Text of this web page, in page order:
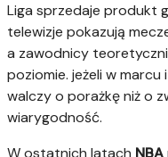
Liga sprzedaje produkt
telewizje pokazują
a zawodnicy
poziomie. jeżeli w
walczy o porażkę niż o
wiarygodność.
W ostatnich latach NBA